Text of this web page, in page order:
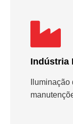
Indústria